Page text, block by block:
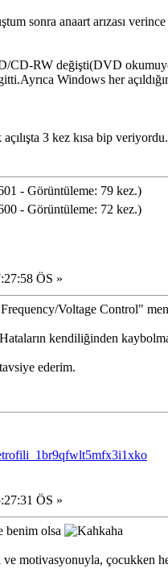
sonra anaart arızası
RW değişti(DVD
Windows her
3 kez kısa bip
- Görüntüleme: 79 kez.)
- Görüntüleme: 72 kez.)
ÖS »
Voltage Control"
kendiliğinden
ederim.
ÖS »
benim olsa
motivasyonuyla, çocukken